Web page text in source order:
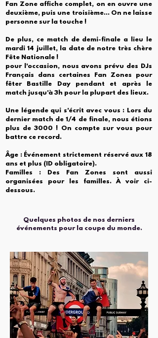
Fan Zone affiche complet, on en ouvre une
deuxième, puis une troisième... On ne laisse
personne sur la touche !
De plus, ce match de demi-finale a lieu le
mardi 14 juillet, la date de notre très chère
Fête Nationale !
pour l'occasion, nous avons prévu des DJs
Français dans certaines Fan Zones pour
fêter Bastille Day pendant et après le
match jusqu'à 3h pour la plupart des lieux.
Une légende qui s'écrit avec vous : Lors du
dernier match de 1/4 de finale, nous étions
plus de 3000 ! On compte sur vous pour
battre ce record.
Âge : Événement strictement réservé aux 18
ans et plus (ID obligatoire).
Familles : Des Fan Zones sont aussi
organisées pour les familles. À voir ci-
dessous.
Quelques photos de nos derniers
événements pour la coupe du monde.